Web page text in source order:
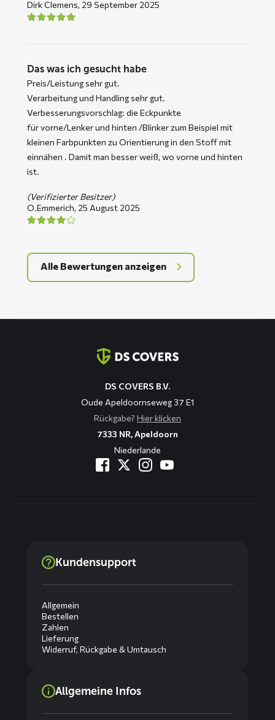
Dirk Clemens, 29 September 2025
Das was ich gesucht habe
Preis/Leistung sehr gut.
Verarbeitung und Handling sehr gut.
Verbesserungsvorschlag: die Eckpunkte
für vorne/Lenker und hinten /Blinker zum Beispiel mit
kleinen Farbpunkten zu Orientierung in den Stoff mit
einnähen . Damit man besser weiß, wo vorne und hinten
ist.
(Verifizierter Besitzer)
O.Emmerich, 25 August 2025
Alle Bewertungen anzeigen
DS COVERS B.V.
Oude Apeldoornseweg 37 E1
Rückgabe? Hier klicken
7333 NR, Apeldoorn
Niederlande
Kundensupport
Allgemein
Bestellen
Zahlen
Lieferung
Widerruf, Rückgabe & Umtausch
Allgemeine Infos